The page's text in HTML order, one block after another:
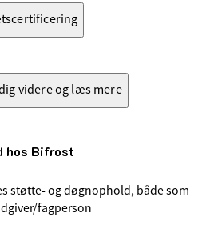
videre og læs mere
hos Bifrost
støtte- og døgnophold, både som
fagperson